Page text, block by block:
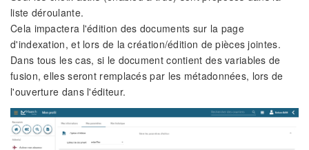
liste déroulante.
Cela impactera l'édition des documents sur la page
d'indexation, et lors de la création/édition de pièces jointes.
Dans tous les cas, si le document contient des variables de
fusion, elles seront remplacés par les métadonnées, lors de
l'ouverture dans l'éditeur.